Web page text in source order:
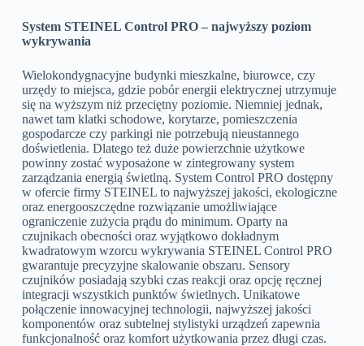
System STEINEL Control PRO – najwyższy poziom
wykrywania
Wielokondygnacyjne budynki mieszkalne, biurowce, czy
urzędy to miejsca, gdzie pobór energii elektrycznej utrzymuje
się na wyższym niż przeciętny poziomie. Niemniej jednak,
nawet tam klatki schodowe, korytarze, pomieszczenia
gospodarcze czy parkingi nie potrzebują nieustannego
doświetlenia. Dlatego też duże powierzchnie użytkowe
powinny zostać wyposażone w zintegrowany system
zarządzania energią świetlną. System Control PRO dostępny
w ofercie firmy STEINEL to najwyższej jakości, ekologiczne
oraz energooszczędne rozwiązanie umożliwiające
ograniczenie zużycia prądu do minimum. Oparty na
czujnikach obecności oraz wyjątkowo dokładnym
kwadratowym wzorcu wykrywania STEINEL Control PRO
gwarantuje precyzyjne skalowanie obszaru. Sensory
czujników posiadają szybki czas reakcji oraz opcję ręcznej
integracji wszystkich punktów świetlnych. Unikatowe
połączenie innowacyjnej technologii, najwyższej jakości
komponentów oraz subtelnej stylistyki urządzeń zapewnia
funkcjonalność oraz komfort użytkowania przez długi czas.